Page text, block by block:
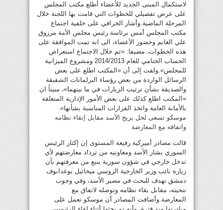
لاستكمال المبنى الجديد للأعضاء أطلع مكتب المجلس
على عرض تفصيلي للخطوات التي قامت بها اللجنة خلال
المرحلة الماضية.وأشار الخرافي على خلفية اجتماع
مكتب المجلس أمس برئاسة رئيس مجلس الأمة مرزوق
علي الغانم وحضور الأعضاء، الى انه تمت الموافقة على
هذه الخطوات، مضيفا: «تم خلال الاجتماع استعراض
الحساب الختامي للعام 2014/2013 ومشروع الميزانية
للمجلس».ولفت إلى أن «المكتب اطلع على بعض
الرسائل الواردة من بعض رؤساء البرلمانات الشقيقة
والصديقة بشأن ترتيب الزيارات في ما بينهما»، مبيناً ان
«المكتب اطلع كذلك على بعض الأمور الإدارية المتعلقة
بالأمانة العامة واتخذ القرارات المناسبة بشأنها».
موسكو تسعى لحل يزيح الأسد مقابل إبقاء نظامه
واتفاقه مع المعارضة
قالت مصادر أميركية رفيعة المستوى إن إكثار الرئيس
السوري بشار الأسد ومعاونيه من ترداد معارضتهم لأي
تدخل خارجي في شؤون سورية ينبع من معرفتهم بأن
زيارة نائب وزير الخارجية الروسي ميخائيل بوغدانوف
دمشق تهدف للبحث في مصير الأسد، وفي وجوب
تنحيته، مقابل بقاء نظامه وتوصله لاتفاق مع
المعارضة.وأضافت المصادر أن موسكو تعمل على